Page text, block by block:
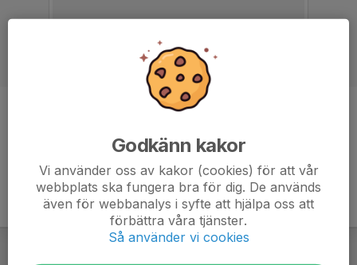
Godkänn kakor
Vi använder oss av kakor (cookies) för att vår
webbplats ska fungera bra för dig. De används
även för webbanalys i syfte att hjälpa oss att
förbättra våra tjänster.
Så använder vi cookies